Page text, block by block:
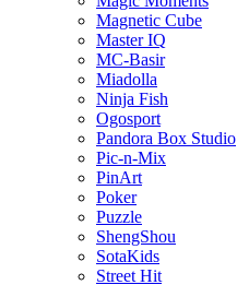
Magnetic Cube
Master IQ
MC-Basir
Miadolla
Ninja Fish
Ogosport
Pandora Box Studio
Pic-n-Mix
PinArt
Poker
Puzzle
ShengShou
SotaKids
Street Hit